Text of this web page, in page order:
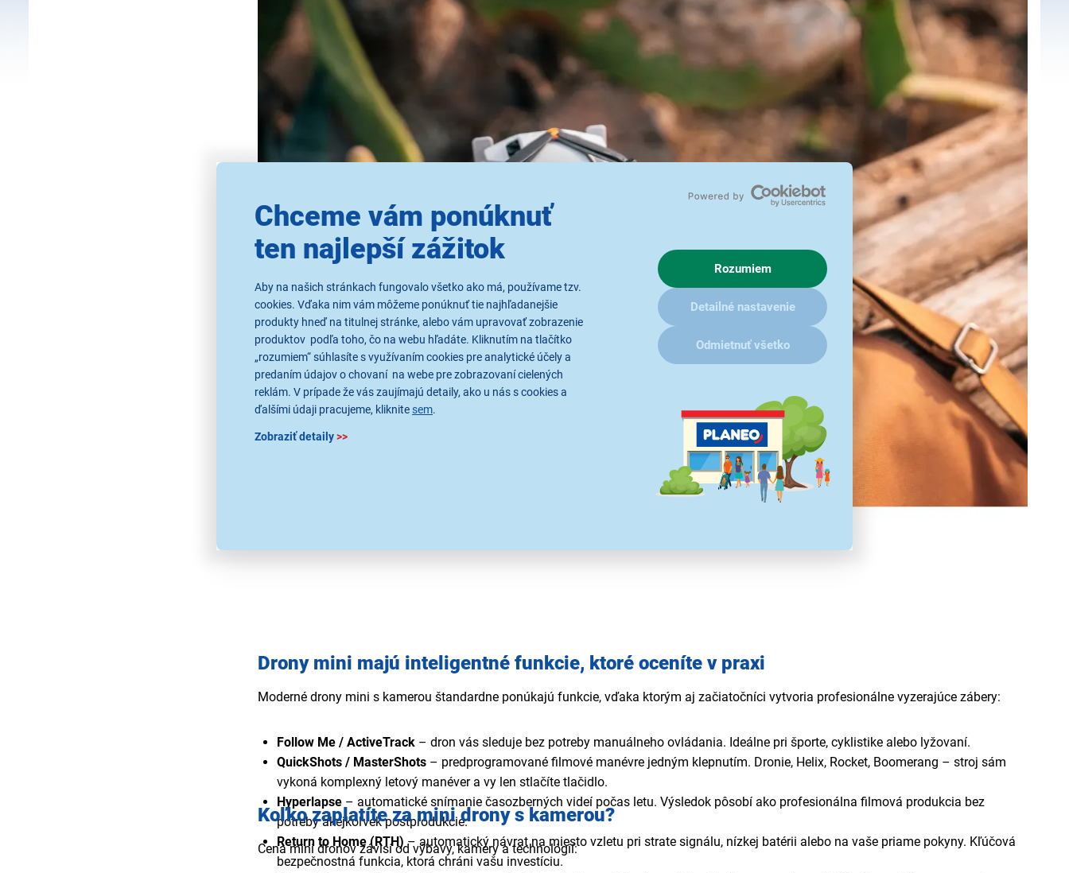
Chceme vám ponúknuť
ten najlepší zážitok
Aby na našich stránkach fungovalo všetko ako má, používame tzv.
cookies. Vďaka nim vám môžeme ponúknuť tie najhľadanejšie
produkty hneď na titulnej stránke, alebo vám upravovať zobrazenie
produktov podľa toho, čo na webu hľadáte. Kliknutím na tlačítko
„rozumiem“ súhlasíte s využívaním cookies pre analytické účely a
predaním údajov o chovaní na webe pre zobrazovaní cielených
reklám. V prípade že vás zaujímajú detaily, ako u nás s cookies a
ďalšími údaji pracujeme, kliknite sem.
Zobraziť detaily>>
Rozumiem
Detailné nastavenie
Odmietnuť všetko
Drony mini majú inteligentné funkcie, ktoré oceníte v praxi
Moderné drony mini s kamerou štandardne ponúkajú funkcie, vďaka ktorým aj začiatočníci vytvoria profesionálne vyzerajúce zábery:
Follow Me / ActiveTrack – dron vás sleduje bez potreby manuálneho ovládania. Ideálne pri športe, cyklistike alebo lyžovaní.
QuickShots / MasterShots – predprogramované filmové manévre jedným klepnutím. Dronie, Helix, Rocket, Boomerang – stroj sám
vykoná komplexný letový manéver a vy len stlačíte tlačidlo.
Hyperlapse – automatické snímanie časozberných videí počas letu. Výsledok pôsobí ako profesionálna filmová produkcia bez
potreby akejkoľvek postprodukcie.
Return to Home (RTH) – automatický návrat na miesto vzletu pri strate signálu, nízkej batérii alebo na vaše priame pokyny. Kľúčová
bezpečnostná funkcia, ktorá chráni vašu investíciu.
Koľko zaplatíte za mini drony s kamerou?
Cena mini dronov závisí od výbavy, kamery a technológií: